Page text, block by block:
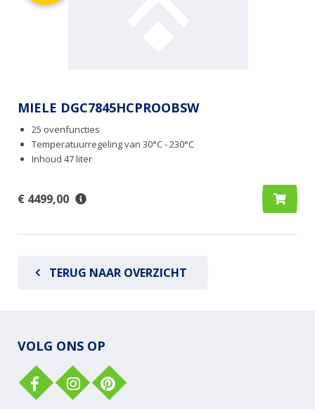
MIELE DGC7845HCPROOBSW
25 ovenfuncties
Temperatuurregeling van 30°C - 230°C
Inhoud 47 liter
€ 4499,00
TERUG NAAR OVERZICHT
VOLG ONS OP